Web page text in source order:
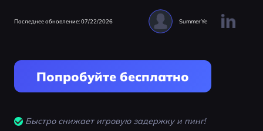
Последнее обновление: 07/22/2026 Summer Ye
Попробуйте бесплатно
Быстро снижает игровую задержку и пинг!